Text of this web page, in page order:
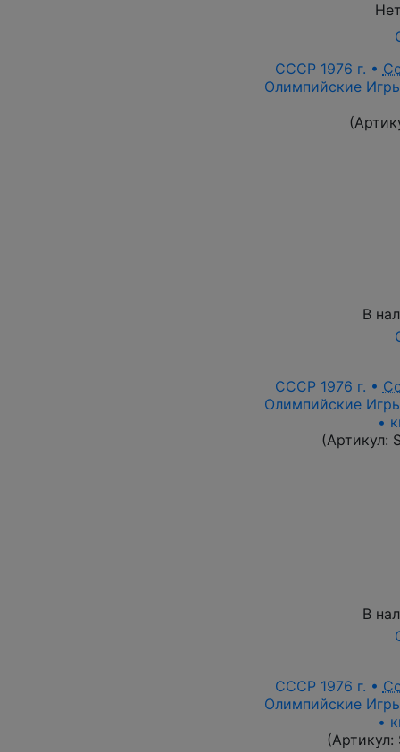
СССР 1976 г. •
Олимпийские
В
СССР 1976 г. •
Олимпийские
•
(Артикул:
В
СССР 1976 г. •
Олимпийские
•
(Артикул: